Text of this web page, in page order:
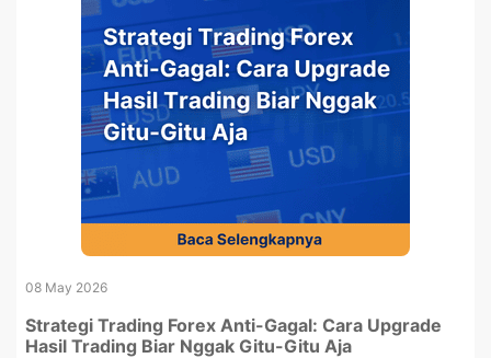
08 May 2026
Strategi Trading Forex Anti-Gagal: Cara Upgrade
Hasil Trading Biar Nggak Gitu-Gitu Aja